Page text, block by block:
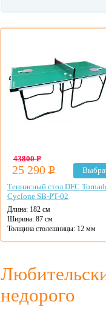
43800Р
25 290 Р
Теннисный стол DFC
Cyclone SB-PT-02
Длина: 182 см
Ширина: 87 см
Толщина столешницы: 12 мм
недорого